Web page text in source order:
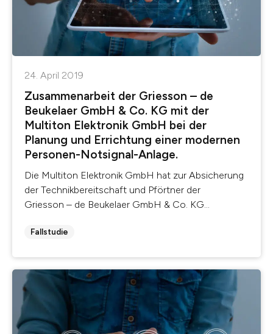
24. April 2019
Zusammenarbeit der Griesson – de
Beukelaer GmbH & Co. KG mit der
Multiton Elektronik GmbH bei der
Planung und Errichtung einer modernen
Personen-Notsignal-Anlage.
Die Multiton Elektronik GmbH hat zur Absicherung
der Technikbereitschaft und Pförtner der
Griesson – de Beukelaer GmbH & Co. KG...
Fallstudie